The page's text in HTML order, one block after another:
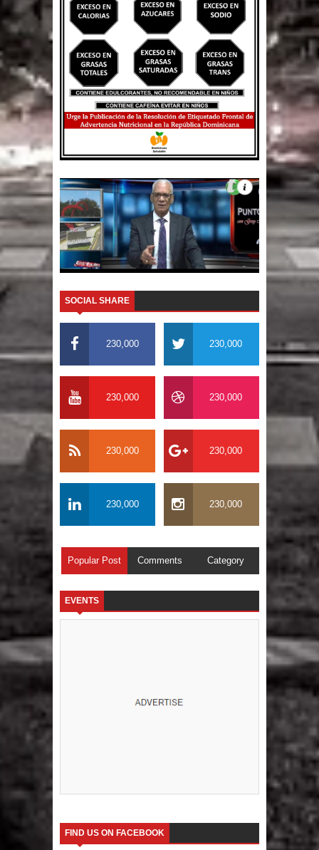
SOCIAL SHARE
230,000 230,000
230,000 230,000
230,000 230,000
230,000 230,000
Popular Post Comments Category
EVENTS
FIND US ON FACEBOOK